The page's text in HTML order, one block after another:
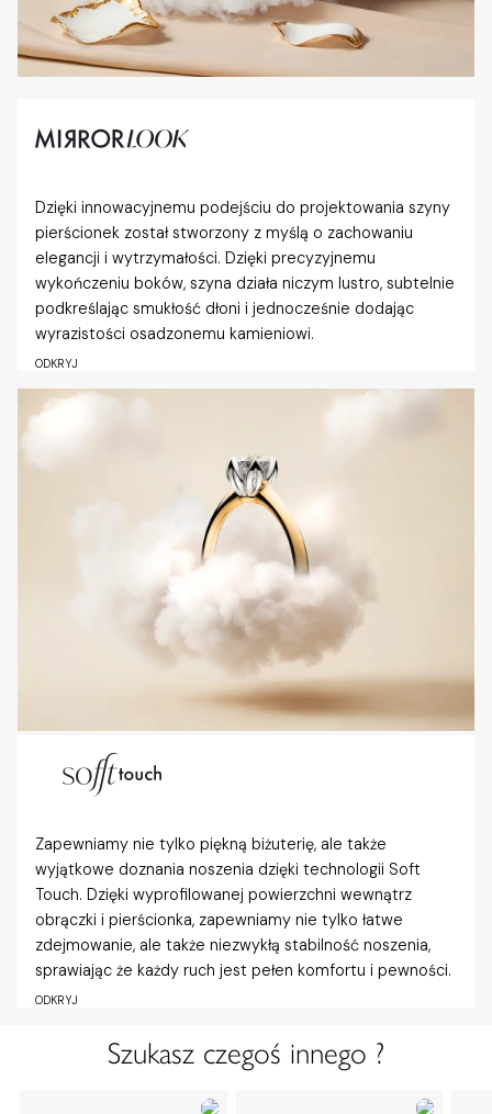
Dzięki innowacyjnemu podejściu do projektowania szyny
pierścionek został stworzony z myślą o zachowaniu
elegancji i wytrzymałości. Dzięki precyzyjnemu
wykończeniu boków, szyna działa niczym lustro, subtelnie
podkreślając smukłość dłoni i jednocześnie dodając
wyrazistości osadzonemu kamieniowi.
ODKRYJ
Zapewniamy nie tylko piękną biżuterię, ale także
wyjątkowe doznania noszenia dzięki technologii Soft
Touch. Dzięki wyprofilowanej powierzchni wewnątrz
obrączki i pierścionka, zapewniamy nie tylko łatwe
zdejmowanie, ale także niezwykłą stabilność noszenia,
sprawiając że każdy ruch jest pełen komfortu i pewności.
ODKRYJ
Szukasz czegoś innego ?